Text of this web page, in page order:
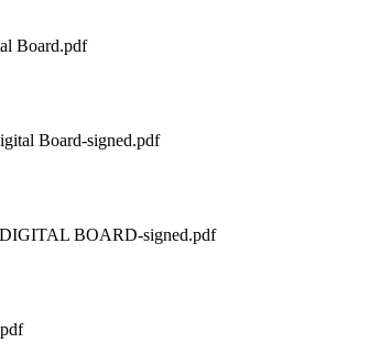
Board.pdf
Board-signed.pdf
DIGITAL BOARD-signed.pdf